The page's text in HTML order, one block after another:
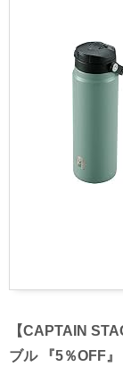
【CAPTAIN
ブル 『5％OFF』